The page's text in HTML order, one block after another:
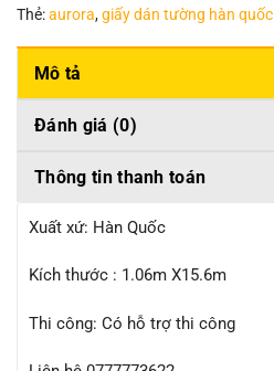
Thẻ:aurora,giấy dán tường hàn quốc
Mô tả
Đánh giá (0)
Thông tin thanh toán
Xuất xứ: Hàn Quốc
Kích thước : 1.06m X15.6m
Thi công: Có hỗ trợ thi công